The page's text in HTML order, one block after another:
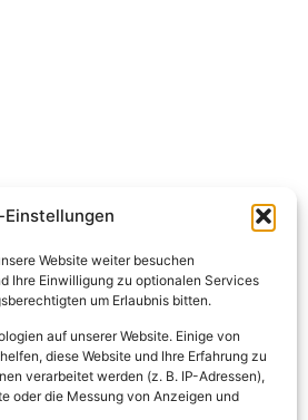
Website weiter besuchen
Ihre Einwilligung zu optionalen Services
um Erlaubnis bitten.
auf unserer Website. Einige von
diese Website und Ihre Erfahrung zu
verarbeitet werden (z. B. IP-Adressen),
oder die Messung von Anzeigen und